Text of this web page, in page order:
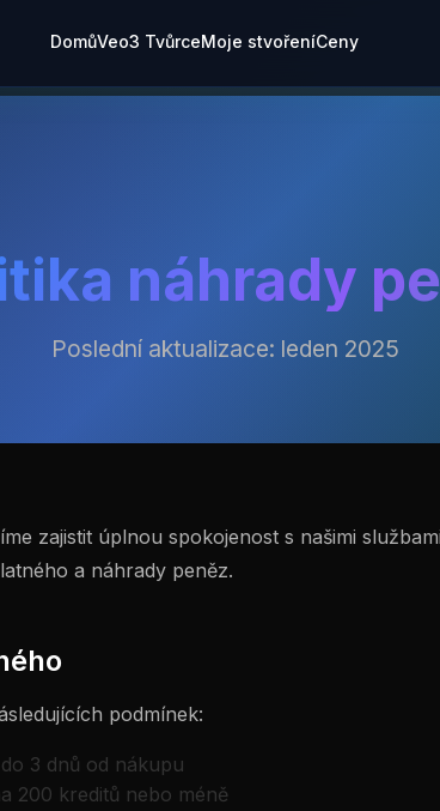
DomůVeo3 TvůrceMoje stvořeníCeny
náhrady
Poslední aktualizace: leden 2025
zajistit úplnou spokojenost s našimi
a náhrady peněz.
podmínek:
3 dnů od nákupu
200 kreditů nebo méně